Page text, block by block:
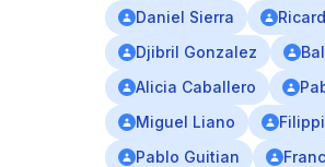
Daniel Sierra
Djibril Gonzalez
Alicia Caballero
Miguel Liano
Filippi
Pablo Guitian